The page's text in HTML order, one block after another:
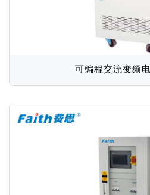
可编程交流变频